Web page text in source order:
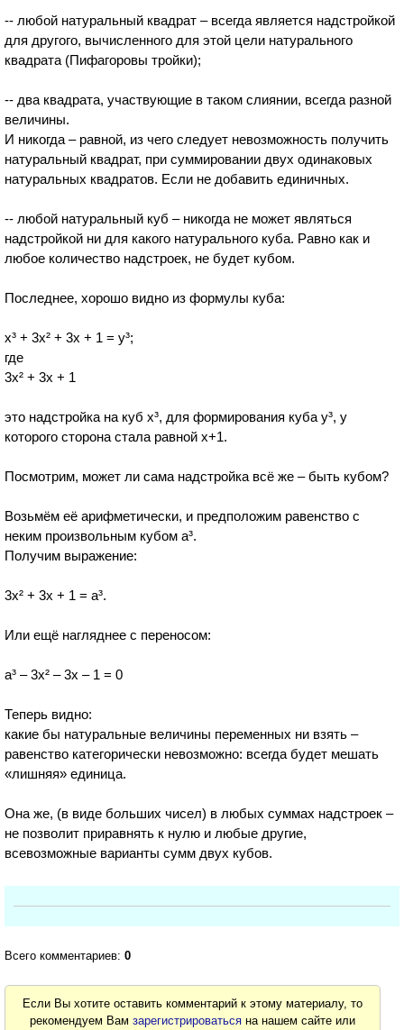
-- любой натуральный квадрат – всегда является надстройкой
для другого, вычисленного для этой цели натурального
квадрата (Пифагоровы тройки);
-- два квадрата, участвующие в таком слиянии, всегда разной
величины.
И никогда – равной, из чего следует невозможность получить
натуральный квадрат, при суммировании двух одинаковых
натуральных квадратов. Если не добавить единичных.
-- любой натуральный куб – никогда не может являться
надстройкой ни для какого натурального куба. Равно как и
любое количество надстроек, не будет кубом.
Последнее, хорошо видно из формулы куба:
x³ + 3x² + 3x + 1 = y³;
где
3x² + 3x + 1
это надстройка на куб x³, для формирования куба y³, у
которого сторона стала равной х+1.
Посмотрим, может ли сама надстройка всё же – быть кубом?
Возьмём её арифметически, и предположим равенство с
неким произвольным кубом а³.
Получим выражение:
3x² + 3x + 1 = а³.
Или ещё нагляднее с переносом:
а³ – 3x² – 3x – 1 = 0
Теперь видно:
какие бы натуральные величины переменных ни взять –
равенство категорически невозможно: всегда будет мешать
«лишняя» единица.
Она же, (в виде больших чисел) в любых суммах надстроек –
не позволит приравнять к нулю и любые другие,
всевозможные варианты сумм двух кубов.
Всего комментариев: 0
Если Вы хотите оставить комментарий к этому материалу, то
рекомендуем Вамзарегистрироваться на нашем сайте или